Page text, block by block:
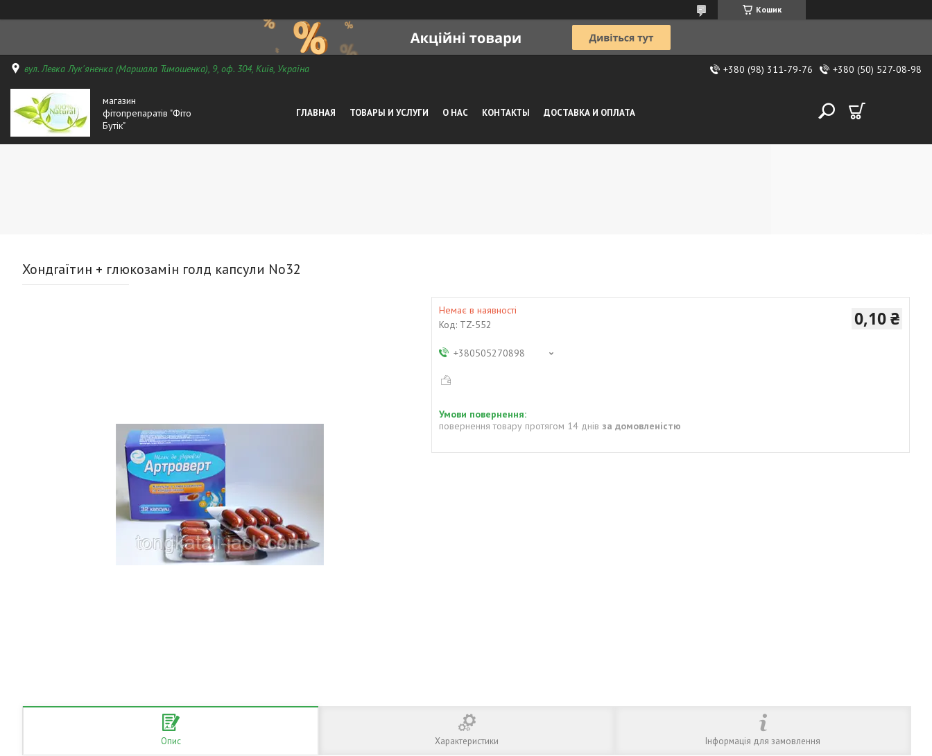
Кошик
вул. Левка Лук'яненка (Маршала Тимошенка), 9, оф. 304, Київ, Україна +380 (98) 311-79-76 +380 (50) 527-08-98
магазин
фітопрепаратів "Фіто
Бутік"
ГЛАВНАЯ ТОВАРЫ И УСЛУГИ О НАС КОНТАКТЫ ДОСТАВКА И ОПЛАТА
Хондraїтин + глюкозамін голд капсули No32
Немає в наявності
Код: TZ-552 0,10 ₴
+380505270898
повернення товару протягом 14 днів за домовленістю
Опис Характеристики Інформація для замовлення